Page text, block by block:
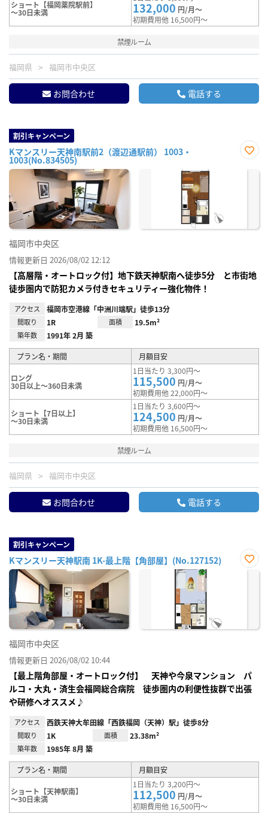
ショート【福岡薬院駅前】
～30日未満 132,000 円/月～
初期費用他 16,500円～
禁煙ルーム
福岡県 福岡市中央区
お問合わせ 電話する
割引キャンペーン
Kマンスリー天神南駅前2（渡辺通駅前） 1003・
1003(No.834505)
に入
福岡市中央区
情報更新日 2026/08/02 12:12
【高層階・オートロック付】地下鉄天神駅南へ徒歩5分 と市街地
徒歩圏内で防犯カメラ付きセキュリティー強化物件！
アクセス 福岡市空港線「中洲川端駅」徒歩13分
間取り 1R 面積 19.5m²
築年数 1991年 2月 築
プラン名・期間 月額目安
ロング
30日以上～360日未満
1日当たり 3,300円～
115,500 円/月～
初期費用他 22,000円～
ショート【7日以上】
～30日未満
1日当たり 3,600円～
124,500 円/月～
初期費用他 16,500円～
禁煙ルーム
福岡県 福岡市中央区
お問合わせ 電話する
割引キャンペーン
Kマンスリー天神駅南 1K-最上階【角部屋】(No.127152)
お気
福岡市中央区
情報更新日 2026/08/02 10:44
【最上階角部屋・オートロック付】 天神や今泉マンション パ
ルコ・大丸・済生会福岡総合病院 徒歩圏内の利便性抜群で出張
や研修へオススメ♪
アクセス 西鉄天神大牟田線「西鉄福岡（天神）駅」徒歩8分
間取り 1K 面積 23.38m²
築年数 1985年 8月 築
プラン名・期間 月額目安
ショート【天神駅南】
～30日未満
1日当たり 3,200円～
112,500 円/月～
初期費用他 16,500円～